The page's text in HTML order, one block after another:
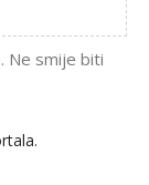
Ne smije biti